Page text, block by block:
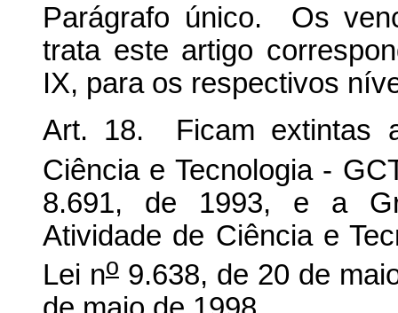
Parágrafo único. Os
trata este artigo
IX, para os respectivos
Art. 18. Ficam extintas
Ciência e Tecnologia -
8.691, de 1993, e a
Atividade de Ciência e
Lei no9.638, de 20 de